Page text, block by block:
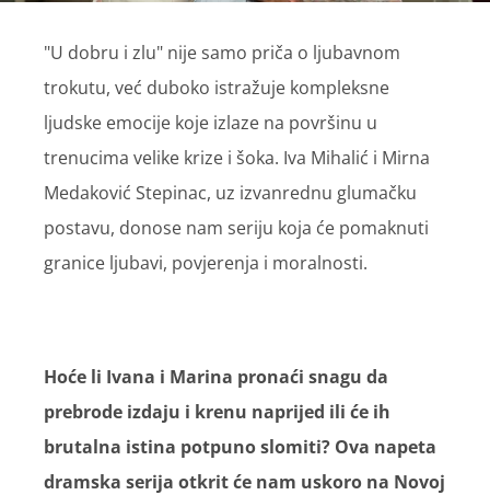
"U dobru i zlu" nije samo priča o ljubavnom
trokutu, već duboko istražuje kompleksne
ljudske emocije koje izlaze na površinu u
trenucima velike krize i šoka. Iva Mihalić i Mirna
Medaković Stepinac, uz izvanrednu glumačku
postavu, donose nam seriju koja će pomaknuti
granice ljubavi, povjerenja i moralnosti.
Hoće li Ivana i Marina pronaći snagu da
prebrode izdaju i krenu naprijed ili će ih
brutalna istina potpuno slomiti? Ova napeta
dramska serija otkrit će nam uskoro na Novoj